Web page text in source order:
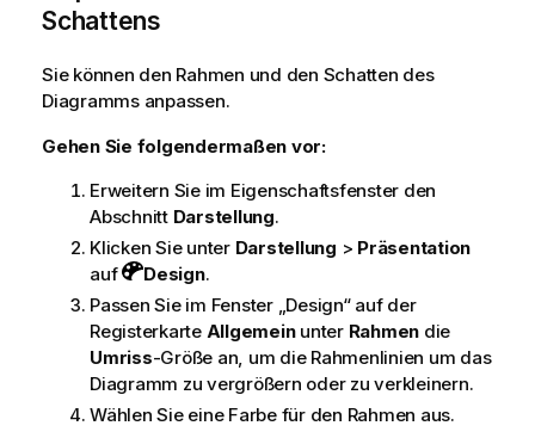
Schattens
Sie können den Rahmen und den Schatten des
Diagramms anpassen.
Gehen Sie folgendermaßen vor:
Erweitern Sie im Eigenschaftsfenster den
Abschnitt Darstellung.
Klicken Sie unter Darstellung > Präsentation
auf
Design.
Passen Sie im Fenster „Design“ auf der
Registerkarte Allgemeinunter Rahmen die
Umriss-Größe an, um die Rahmenlinien um das
Diagramm zu vergrößern oder zu verkleinern.
Wählen Sie eine Farbe für den Rahmen aus.